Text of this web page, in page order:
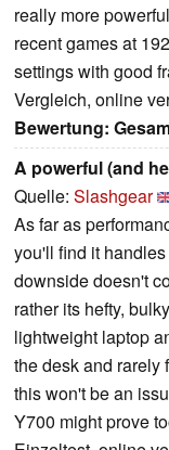
really more
recent games at
settings with good
Vergleich, online
Bewertung:
A powerful (and
Quelle: Slashgear
As far as
you'll find it
downside doesn't
rather its hefty,
lightweight laptop
the desk and rarely
this won't be an
Y700 might prove